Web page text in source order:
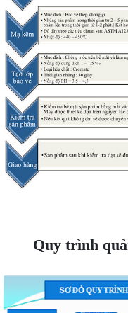
Quy trình